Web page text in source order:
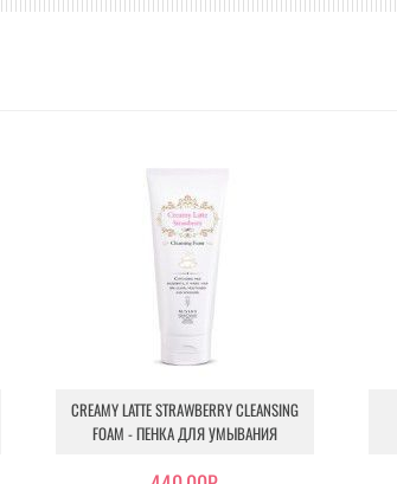
CREAMY LATTE STRAWBERRY CLEANSING
FOAM - ПЕНКА ДЛЯ УМЫВАНИЯ